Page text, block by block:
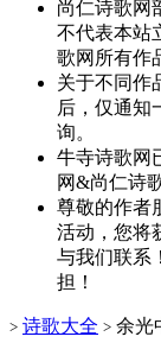
尚仁诗歌网
不代表本站
歌网所有作
关于不同作
后，仅通知
询。
牛寺诗歌网
网&尚仁诗
尊敬的作者
活动，您将
与我们联系
担！
> 诗歌大全 > 余光